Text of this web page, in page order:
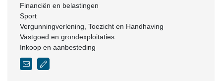
Financiën en belastingen
Sport
Vergunningverlening, Toezicht en Handhaving
Vastgoed en grondexploitaties
Inkoop en aanbesteding